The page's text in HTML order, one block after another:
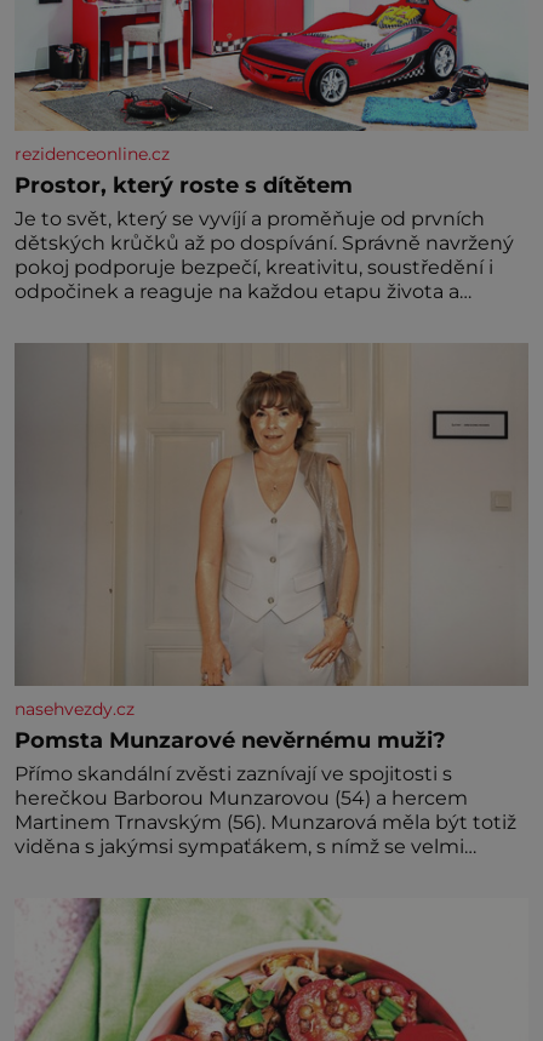
rezidenceonline.cz
Prostor, který roste s dítětem
Je to svět, který se vyvíjí a proměňuje od prvních
dětských krůčků až po dospívání. Správně navržený
pokoj podporuje bezpečí, kreativitu, soustředění i
odpočinek a reaguje na každou etapu života a
jednoduchost, měkkost a bezpečí, proto by pokoj
nasehvezdy.cz
Pomsta Munzarové nevěrnému muži?
Přímo skandální zvěsti zaznívají ve spojitosti s
herečkou Barborou Munzarovou (54) a hercem
Martinem Trnavským (56). Munzarová měla být totiž
viděna s jakýmsi sympaťákem, s nímž se velmi